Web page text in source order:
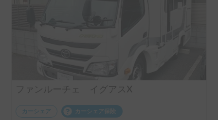
ファンルーチェ イグアスX
カーシェア カーシェア保険